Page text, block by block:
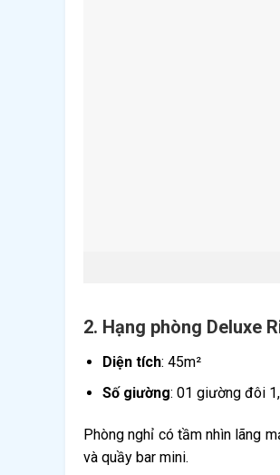
2. Hạng phòng Deluxe
Diện tích: 45m²
Số giường: 01 giường đôi
Phòng nghỉ có tầm nhìn lãng
và quầy bar mini.